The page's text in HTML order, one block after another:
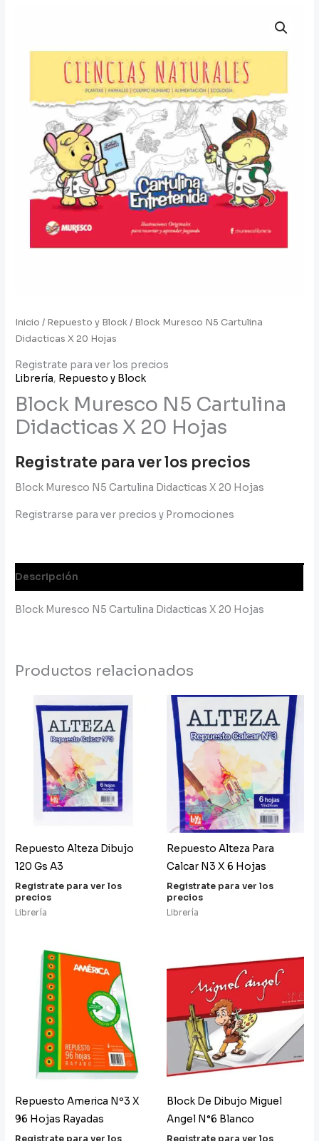
Inicio / Repuesto y Block/ Block Muresco N5 Cartulina
Didacticas X 20 Hojas
Registrate para ver los precios
Librería, Repuesto y Block
Block Muresco N5 Cartulina
Didacticas X 20 Hojas
Registrate para ver los precios
Block Muresco N5 Cartulina Didacticas X 20 Hojas
Registrarse para ver precios y Promociones
Descripción
Block Muresco N5 Cartulina Didacticas X 20 Hojas
Productos relacionados
Repuesto Alteza Dibujo
120 Gs A3
Registrate para ver los
precios
Librería
Repuesto Alteza Para
Calcar N3 X 6 Hojas
Registrate para ver los
precios
Librería
Repuesto America Nº3 X
96 Hojas Rayadas
Block De Dibujo Miguel
Angel N°6 Blanco